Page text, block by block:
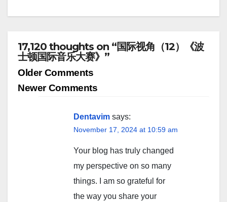
17,120 thoughts on “国际视角（12）《波
士顿国际音乐大赛》”
Comment
navigation
Older Comments
Newer Comments
Dentavim says:
November 17, 2024 at 10:59 am
Your blog has truly changed
my perspective on so many
things. I am so grateful for
the way you share your